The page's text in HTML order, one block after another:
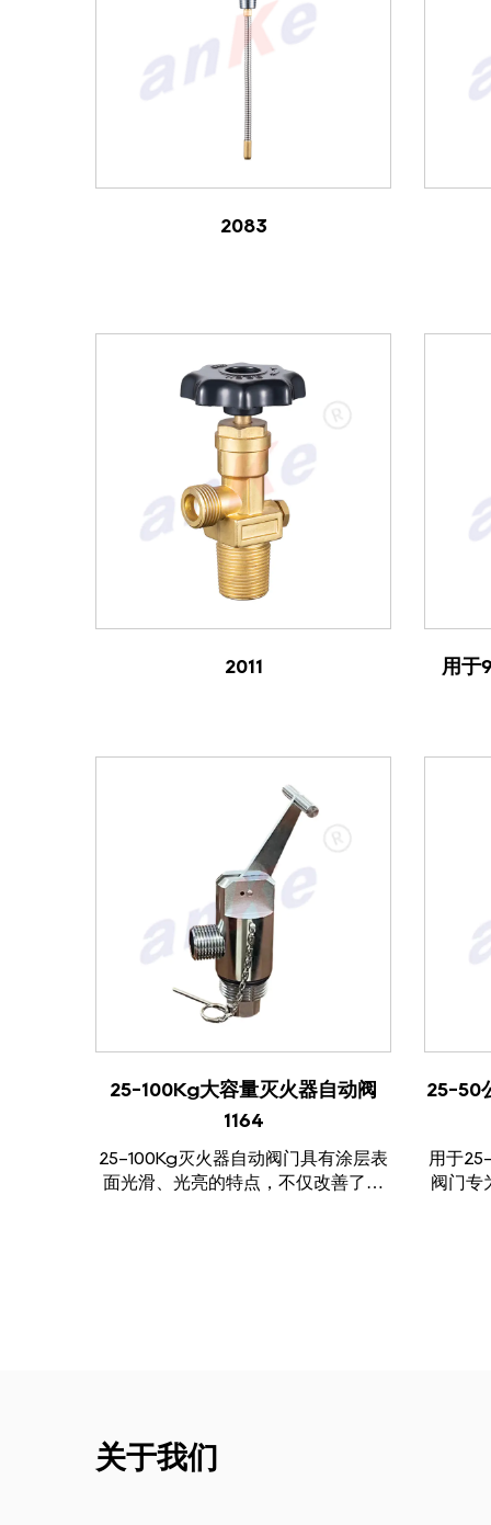
2083
2011
用于
查看产品
25-100Kg大容量灭火器自动阀
1164
25-100Kg灭火器自动阀门具有涂层表
面光滑、光亮的特点，不仅改善了阀
25-50
用于
阀门专
关于我们